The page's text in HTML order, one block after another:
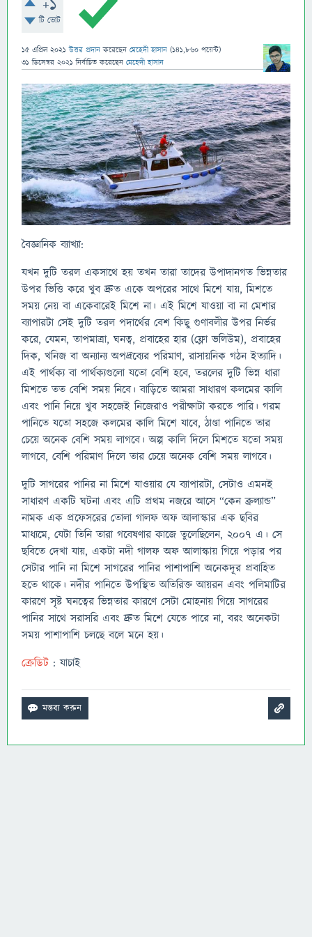
+1
টি ভোট
15 এপ্রিল 2021 উত্তর প্রদান করেছেন মেহেদী হাসান (141,860 পয়েন্ট)
31 ডিসেম্বর 2021 নির্বাচিত করেছেন মেহেদী হাসান
বৈজ্ঞানিক ব্যাখ্যা:
যখন দুটি তরল একসাথে হয় তখন তারা তাদের উপাদানগত ভিন্নতার
উপর ভিত্তি করে খুব দ্রুত একে অপরের সাথে মিশে যায়, মিশতে
সময় নেয় বা একেবারেই মিশে না। এই মিশে যাওয়া বা না মেশার
ব্যাপারটা সেই দুটি তরল পদার্থের বেশ কিছু গুণাবলীর উপর নির্ভর
করে, যেমন, তাপমাত্রা, ঘনত্ব, প্রবাহের হার (ফ্লো ভলিউম), প্রবাহের
দিক, খনিজ বা অন্যান্য অপদ্রব্যের পরিমাণ, রাসায়নিক গঠন ইত্যাদি।
এই পার্থক্য বা পার্থক্যগুলো যতো বেশি হবে, তরলের দুটি ভিন্ন ধারা
মিশতে তত বেশি সময় নিবে। বাড়িতে আমরা সাধারণ কলমের কালি
এবং পানি নিয়ে খুব সহজেই নিজেরাও পরীক্ষাটা করতে পারি। গরম
পানিতে যতো সহজে কলমের কালি মিশে যাবে, ঠাণ্ডা পানিতে তার
চেয়ে অনেক বেশি সময় লাগবে। অল্প কালি দিলে মিশতে যতো সময়
লাগবে, বেশি পরিমাণ দিলে তার চেয়ে অনেক বেশি সময় লাগবে।
দুটি সাগরের পানির না মিশে যাওয়ার যে ব্যাপারটা, সেটাও এমনই
সাধারণ একটি ঘটনা এবং এটি প্রথম নজরে আসে “কেন ব্রুল্যান্ড”
নামক এক প্রফেসরের তোলা গালফ অফ আলাস্কার এক ছবির
মাধ্যমে, যেটা তিনি তারা গবেষণার কাজে তুলেছিলেন, ২০০৭ এ। সে
ছবিতে দেখা যায়, একটা নদী গালফ অফ আলাস্কায় গিয়ে পড়ার পর
সেটার পানি না মিশে সাগরের পানির পাশাপাশি অনেকদূর প্রবাহিত
হতে থাকে। নদীর পানিতে উপস্থিত অতিরিক্ত আয়রন এবং পলিমাটির
কারণে সৃষ্ট ঘনত্বের ভিন্নতার কারণে সেটা মোহনায় গিয়ে সাগরের
পানির সাথে সরাসরি এবং দ্রুত মিশে যেতে পারে না, বরং অনেকটা
সময় পাশাপাশি চলছে বলে মনে হয়।
ক্রেডিট : যাচাই